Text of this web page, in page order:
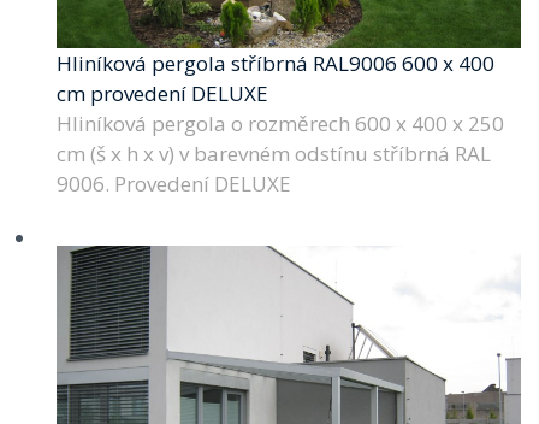
Hliníková pergola stříbrná RAL9006 600 x 400
cm provedení DELUXE
Hliníková pergola o rozměrech 600 x 400 x 250
cm (š x h x v) v barevném odstínu stříbrná RAL
9006. Provedení DELUXE